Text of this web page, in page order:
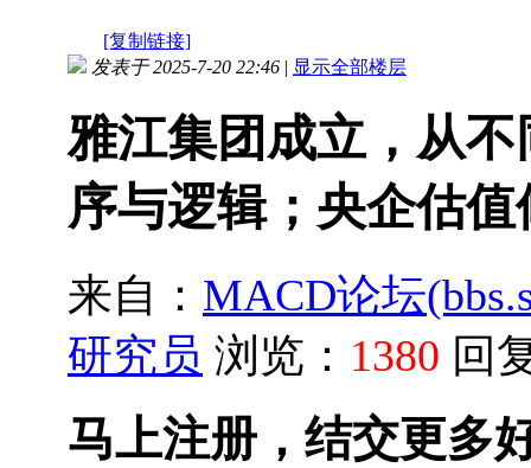
[复制链接]
发表于 2025-7-20 22:46 | 显示全部楼层
雅江集团成立，从
序与逻辑；央企估
来自： MACD论坛
研究员 浏览： 1380 回
马上注册，结交更多